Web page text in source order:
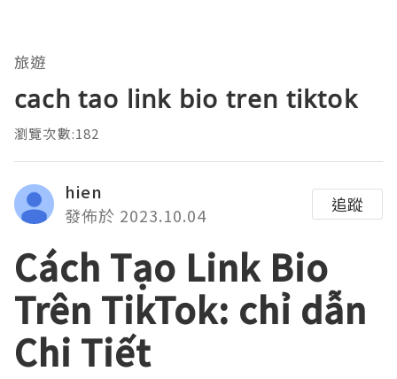
旅遊
cach tao link bio tren tiktok
瀏覽次數:182
hien
發佈於 2023.10.04
追蹤
Cách Tạo Link Bio
Trên TikTok: chỉ dẫn
Chi Tiết